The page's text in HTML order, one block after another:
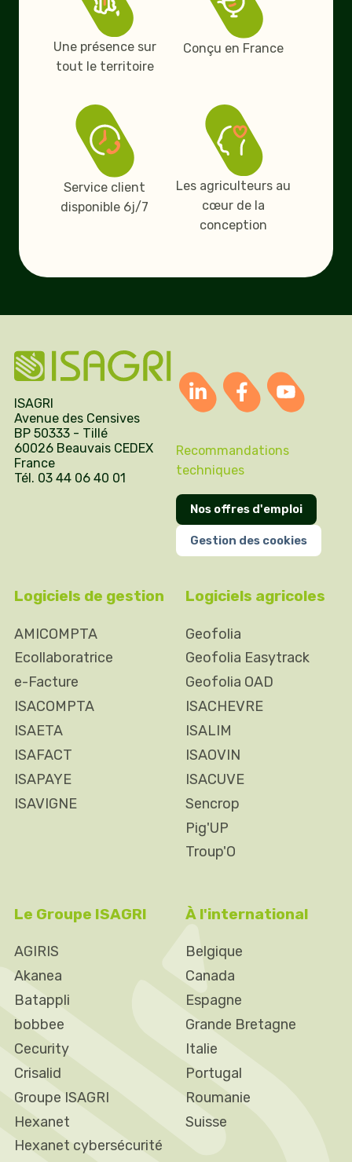
Une présence sur
tout le territoire
Conçu en France
Service client
disponible 6j/7
Les agriculteurs au
cœur de la
conception
ISAGRI
Avenue des Censives
BP 50333 - Tillé
60026 Beauvais CEDEX
France
Tél. 03 44 06 40 01
Recommandations
techniques
Nos offres d'emploi
Gestion des cookies
Logiciels de gestion
AMICOMPTA
Ecollaboratrice
e-Facture
ISACOMPTA
ISAETA
ISAFACT
ISAPAYE
ISAVIGNE
Logiciels agricoles
Geofolia
Geofolia Easytrack
Geofolia OAD
ISACHEVRE
ISALIM
ISAOVIN
ISACUVE
Sencrop
Pig'UP
Troup'O
Le Groupe ISAGRI
AGIRIS
Akanea
Batappli
bobbee
Cecurity
Crisalid
Groupe ISAGRI
Hexanet
Hexanet cybersécurité
À l'international
Belgique
Canada
Espagne
Grande Bretagne
Italie
Portugal
Roumanie
Suisse